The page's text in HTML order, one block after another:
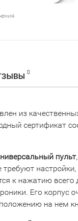
0
из
сертификат
пульт
к нажатию
Его корпус
на нем